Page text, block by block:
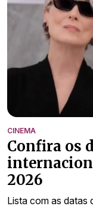
CINEMA
Confira os
2026
Lista com as datas